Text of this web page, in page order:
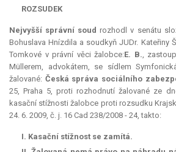
ROZSUDEK
Nejvyšší správní soud rozhodl v senátu
Bohuslava Hnízdila a soudkyň JUDr. Kateřiny
Tomkové v právní věci žalobce:E. B.,
Müllerem, advokátem, se sídlem
žalované: Česká správa sociálního
25, Praha 5, proti rozhodnutí žalované ze
kasační stížnosti žalobce proti rozsudku
24. 6. 2009, č. j. 16 Cad 238/2008 - 24, takto:
I. Kasační stížnost se zamítá.